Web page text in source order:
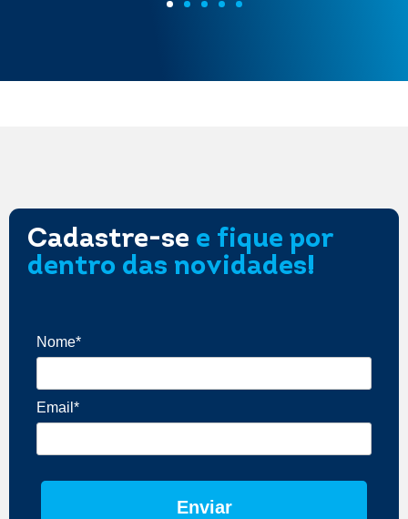
Cadastre-se e fique por
dentro das novidades!
Nome*
Email*
Enviar